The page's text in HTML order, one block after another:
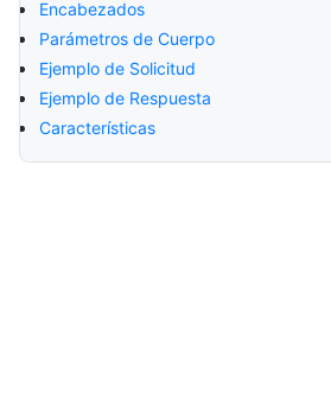
Encabezados
Parámetros de Cuerpo
Ejemplo de Solicitud
Ejemplo de Respuesta
Características